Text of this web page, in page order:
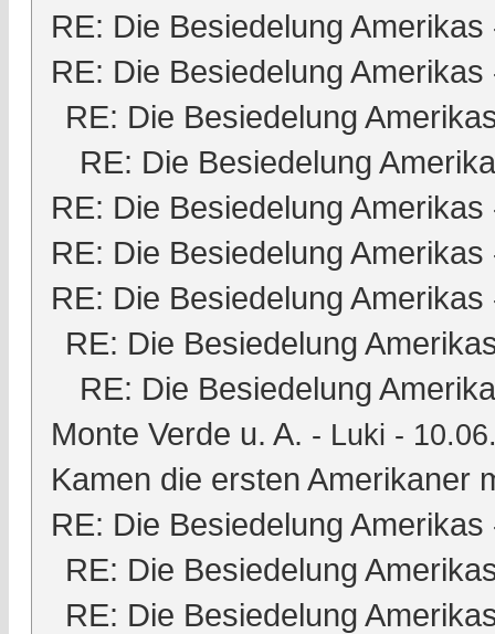
RE: Die Besiedelung Amerikas
RE: Die Besiedelung Amerikas
RE: Die Besiedelung
RE: Die Besiedelung
RE: Die Besiedelung Amerikas
RE: Die Besiedelung Amerikas
RE: Die Besiedelung Amerikas
RE: Die Besiedelung
RE: Die Besiedelung
Monte Verde u. A. - Luki -
Kamen die ersten Amerikaner
RE: Die Besiedelung Amerikas
RE: Die Besiedelung
RE: Die Besiedelung